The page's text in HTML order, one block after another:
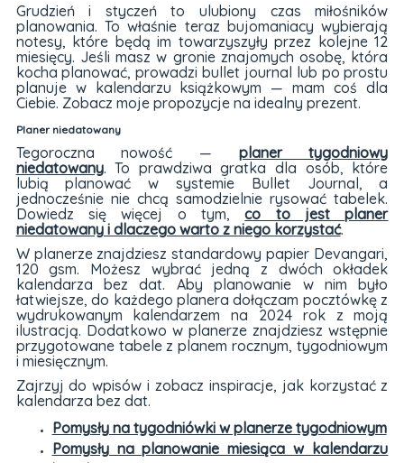
Grudzień i styczeń to ulubiony czas miłośników
planowania. To właśnie teraz bujomaniacy wybierają
notesy, które będą im towarzyszyły przez kolejne 12
miesięcy. Jeśli masz w gronie znajomych osobę, która
kocha planować, prowadzi bullet journal lub po prostu
planuje w kalendarzu książkowym — mam coś dla
Ciebie. Zobacz moje propozycje na idealny prezent.
Planer niedatowany
Tegoroczna nowość — planer tygodniowy
niedatowany. To prawdziwa gratka dla osób, które
lubią planować w systemie Bullet Journal, a
jednocześnie nie chcą samodzielnie rysować tabelek.
Dowiedz się więcej o tym,co to jest planer
niedatowany i dlaczego warto z niego korzystać.
W planerze znajdziesz standardowy papier Devangari,
120 gsm. Możesz wybrać jedną z dwóch okładek
kalendarza bez dat. Aby planowanie w nim było
łatwiejsze, do każdego planera dołączam pocztówkę z
wydrukowanym kalendarzem na 2024 rok z moją
ilustracją. Dodatkowo w planerze znajdziesz wstępnie
przygotowane tabele z planem rocznym, tygodniowym
i miesięcznym.
Zajrzyj do wpisów i zobacz inspiracje, jak korzystać z
kalendarza bez dat.
Pomysły na tygodniówki w planerze tygodniowym
Pomysły na planowanie miesiąca w kalendarzu